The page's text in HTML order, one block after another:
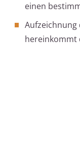
einen
Aufzeichnung
hereinkommt